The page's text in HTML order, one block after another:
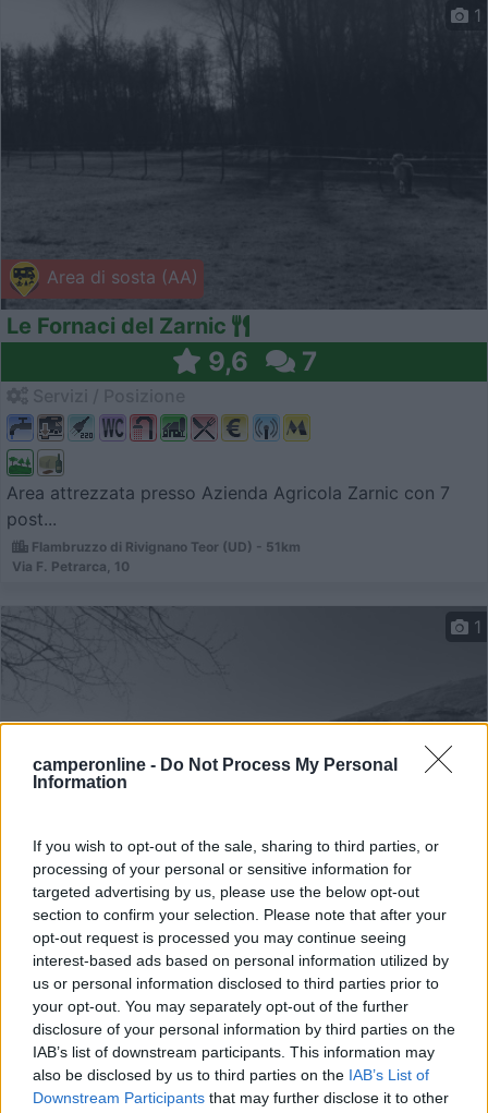
camperonline - Do Not Process My Personal
Information
If you wish to opt-out of the sale, sharing to third parties, or
processing of your personal or sensitive information for
targeted advertising by us, please use the below opt-out
section to confirm your selection. Please note that after your
opt-out request is processed you may continue seeing
interest-based ads based on personal information utilized by
us or personal information disclosed to third parties prior to
your opt-out. You may separately opt-out of the further
disclosure of your personal information by third parties on the
IAB’s list of downstream participants. This information may
also be disclosed by us to third parties on the IAB’s List of
Downstream Participants that may further disclose it to other
Area di sosta (AA)
1
Le Fornaci del Zarnic
9,6 7
Area attrezzata presso Azienda Agricola Zarnic con 7
post...
Flambruzzo di Rivignano Teor (UD) - 51km
Via F. Petrarca, 10
Area di sosta (PS+CS)
1
Area parcheggio La Casa Vecchia
9,1 12
Servizi / Posizione
Immersa tra i vigneti del Valdobbiadene DOCG, punto